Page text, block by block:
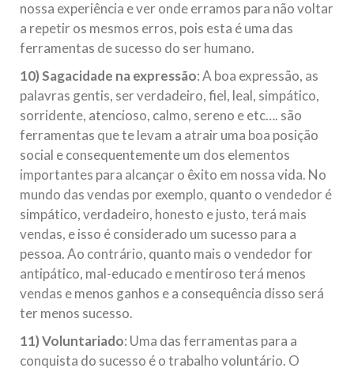
nossa experiência e ver onde erramos para não voltar
a repetir os mesmos erros, pois esta é uma das
ferramentas de sucesso do ser humano.
10) Sagacidade na expressão: A boa expressão, as
palavras gentis, ser verdadeiro, fiel, leal, simpático,
sorridente, atencioso, calmo, sereno e etc…. são
ferramentas que te levam a atrair uma boa posição
social e consequentemente um dos elementos
importantes para alcançar o êxito em nossa vida. No
mundo das vendas por exemplo, quanto o vendedor é
simpático, verdadeiro, honesto e justo, terá mais
vendas, e isso é considerado um sucesso para a
pessoa. Ao contrário, quanto mais o vendedor for
antipático, mal-educado e mentiroso terá menos
vendas e menos ganhos e a consequência disso será
ter menos sucesso.
11) Voluntariado: Uma das ferramentas para a
conquista do sucesso é o trabalho voluntário. O